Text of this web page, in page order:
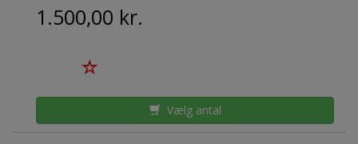
1.500,00 kr.
Vælg antal